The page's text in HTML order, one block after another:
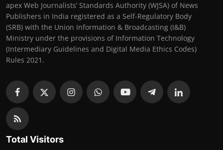
apex Web Journalists’ Standards Authority (WJSA) of News
Publishers in India registered as a Self-Regulatory Body
(SRB) with the Union Information & Broadcasting (I&B)
Ministry under the provisions of Information Technology
(Intermediary Guidelines and Digital Media Ethics Codes)
Rules 2021.
Total Visitors